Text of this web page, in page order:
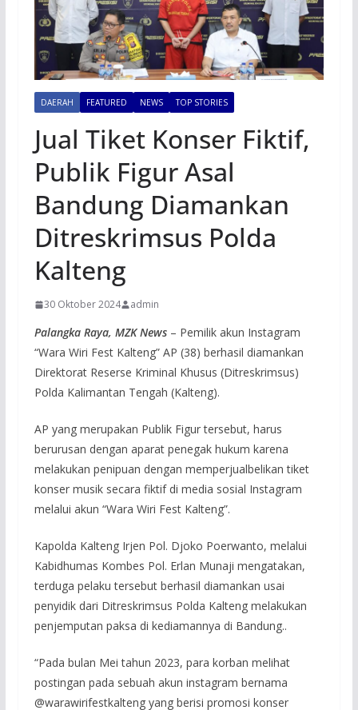
DAERAH FEATURED NEWS TOP STORIES
Jual Tiket Konser Fiktif,
Publik Figur Asal
Bandung Diamankan
Ditreskrimsus Polda
Kalteng
30 Oktober 2024 admin
Palangka Raya, MZK News– Pemilik akun Instagram
“Wara Wiri Fest Kalteng” AP (38) berhasil diamankan
Direktorat Reserse Kriminal Khusus (Ditreskrimsus)
Polda Kalimantan Tengah (Kalteng).
AP yang merupakan Publik Figur tersebut, harus
berurusan dengan aparat penegak hukum karena
melakukan penipuan dengan memperjualbelikan tiket
konser musik secara fiktif di media sosial Instagram
melalui akun “Wara Wiri Fest Kalteng”.
Kapolda Kalteng Irjen Pol. Djoko Poerwanto, melalui
Kabidhumas Kombes Pol. Erlan Munaji mengatakan,
terduga pelaku tersebut berhasil diamankan usai
penyidik dari Ditreskrimsus Polda Kalteng melakukan
penjemputan paksa di kediamannya di Bandung..
“Pada bulan Mei tahun 2023, para korban melihat
postingan pada sebuah akun instagram bernama
@warawirifestkalteng yang berisi promosi konser